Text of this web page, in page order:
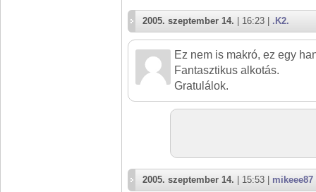
2005. szeptember 14. | 16:23 | .K2.
Ez nem is makró, ez egy
Fantasztikus alkotás.
Gratulálok.
2005. szeptember 14. | 15:53 | mikeee87